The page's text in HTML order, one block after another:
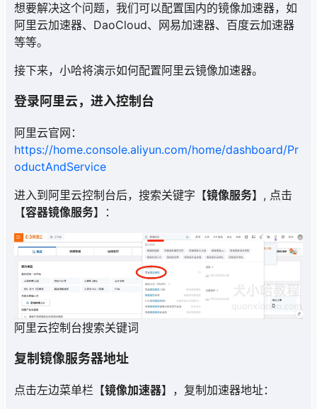
想要解决这个问题，我们可以配置国内的镜像加速器，如
阿里云加速器、DaoCloud、网易加速器、百度云加速器
等等。
接下来，小哈将演示如何配置阿里云镜像加速器。
登录阿里云，进入控制台
阿里云官网：
https://home.console.aliyun.com/home/dashboard/Pr
oductAndService
进入到阿里云控制台后，搜索关键字【镜像服务】, 点击
【容器镜像服务】：
阿里云控制台搜索关键词
复制镜像服务器地址
点击左边菜单栏【镜像加速器】，复制加速器地址：